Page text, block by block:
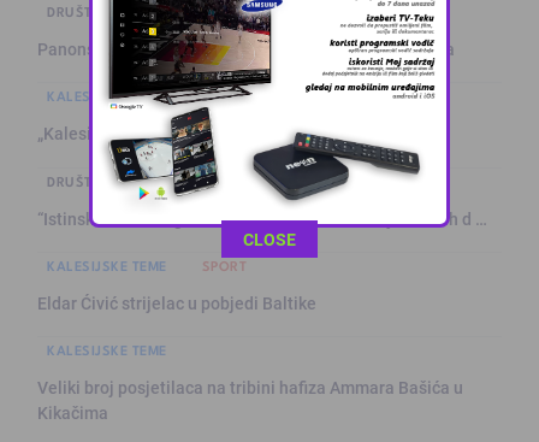
DRUŠTVO I POLITIKA
Panonska jezera ovog ljeta posjetilo 250 hiljada osoba
KALESIJSKE TEME
„Kalesijsko ljeto“: U četvrtak crtići za mališane – „K' …
DRUŠTVO I POLITIKA
“Istinski autoritet gradi se znanjem”: Generacija mladih d …
KALESIJSKE TEME SPORT
Eldar Ćivić strijelac u pobjedi Baltike
KALESIJSKE TEME
Veliki broj posjetilaca na tribini hafiza Ammara Bašića u
Kikačima
This popup will close in:
CLOSE